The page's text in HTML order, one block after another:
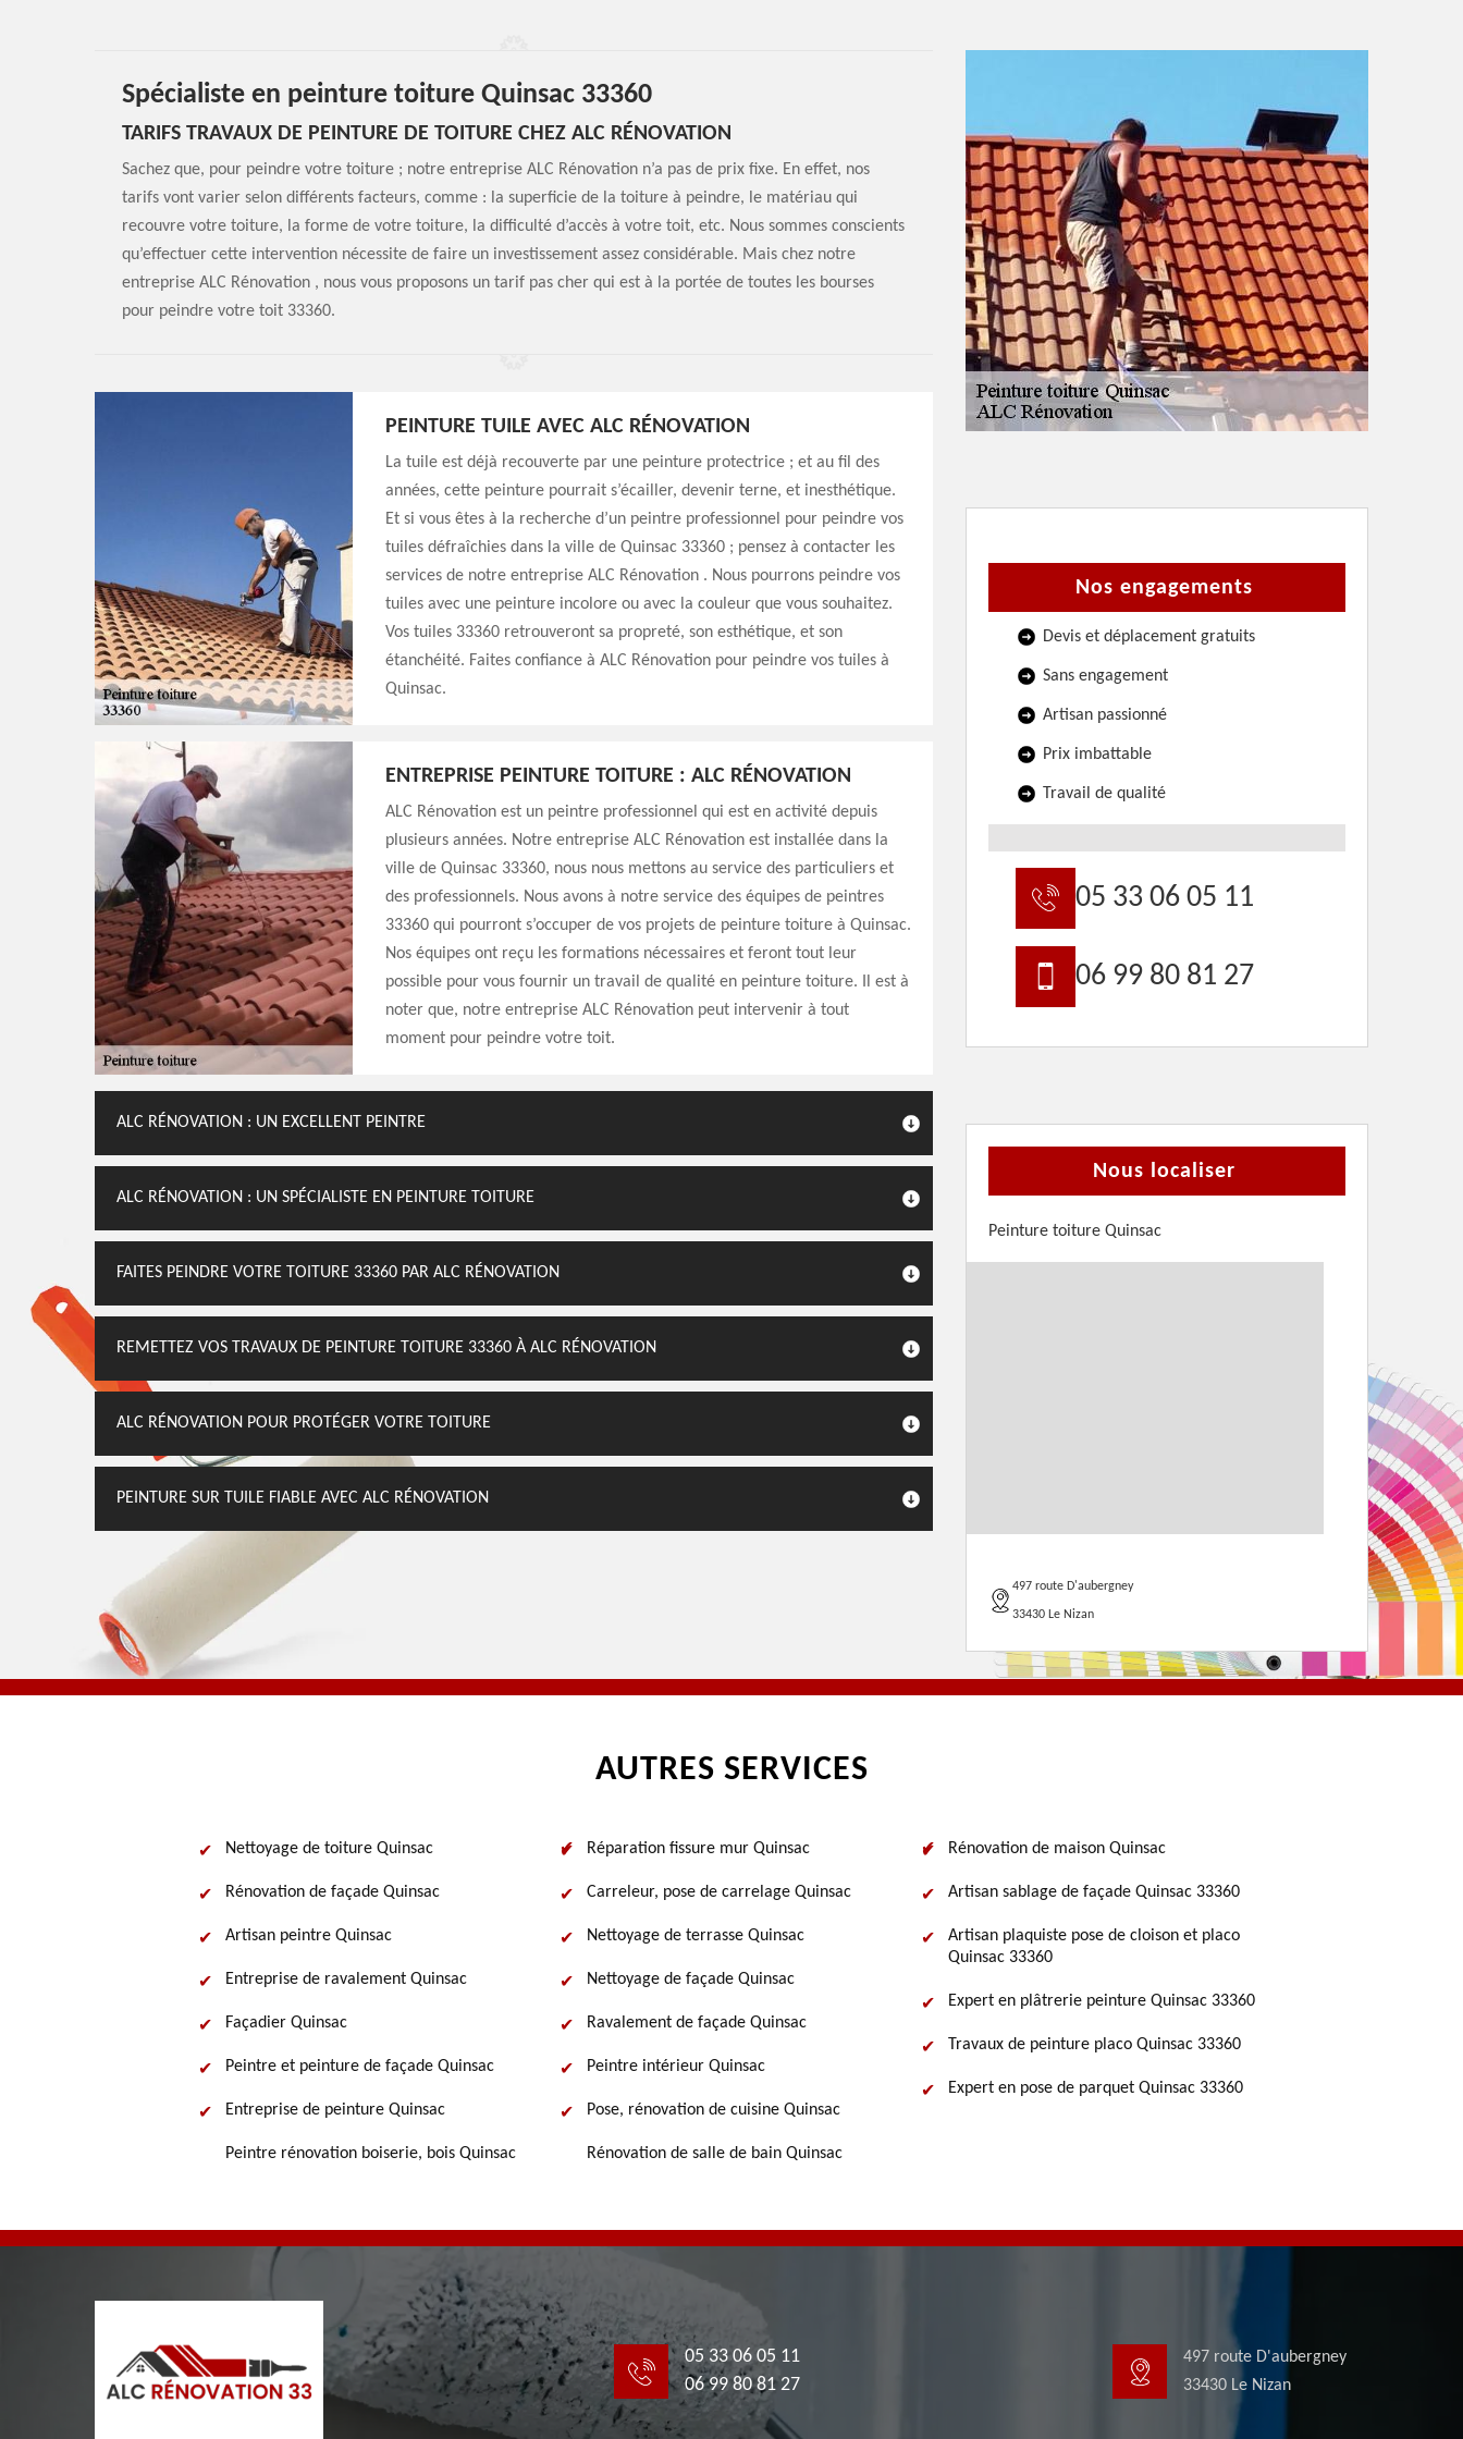
Spécialiste en peinture toiture Quinsac 33360
TARIFS TRAVAUX DE PEINTURE DE TOITURE CHEZ ALC RÉNOVATION
Sachez que, pour peindre votre toiture ; notre entreprise ALC Rénovation n’a pas de prix fixe. En effet, nos
tarifs vont varier selon différents facteurs, comme : la superficie de la toiture à peindre, le matériau qui
recouvre votre toiture, la forme de votre toiture, la difficulté d’accès à votre toit, etc. Nous sommes conscients
qu’effectuer cette intervention nécessite de faire un investissement assez considérable. Mais chez notre
entreprise ALC Rénovation , nous vous proposons un tarif pas cher qui est à la portée de toutes les bourses
pour peindre votre toit 33360.
PEINTURE TUILE AVEC ALC RÉNOVATION
La tuile est déjà recouverte par une peinture protectrice ; et au fil des
années, cette peinture pourrait s’écailler, devenir terne, et inesthétique.
Et si vous êtes à la recherche d’un peintre professionnel pour peindre vos
tuiles défraîchies dans la ville de Quinsac 33360 ; pensez à contacter les
services de notre entreprise ALC Rénovation . Nous pourrons peindre vos
tuiles avec une peinture incolore ou avec la couleur que vous souhaitez.
Vos tuiles 33360 retrouveront sa propreté, son esthétique, et son
étanchéité. Faites confiance à ALC Rénovation pour peindre vos tuiles à
Quinsac.
ENTREPRISE PEINTURE TOITURE : ALC RÉNOVATION
ALC Rénovation est un peintre professionnel qui est en activité depuis
plusieurs années. Notre entreprise ALC Rénovation est installée dans la
ville de Quinsac 33360, nous nous mettons au service des particuliers et
des professionnels. Nous avons à notre service des équipes de peintres
33360 qui pourront s’occuper de vos projets de peinture toiture à Quinsac.
Nos équipes ont reçu les formations nécessaires et feront tout leur
possible pour vous fournir un travail de qualité en peinture toiture. Il est à
noter que, notre entreprise ALC Rénovation peut intervenir à tout
moment pour peindre votre toit.
ALC RÉNOVATION : UN EXCELLENT PEINTRE
ALC RÉNOVATION : UN SPÉCIALISTE EN PEINTURE TOITURE
FAITES PEINDRE VOTRE TOITURE 33360 PAR ALC RÉNOVATION
REMETTEZ VOS TRAVAUX DE PEINTURE TOITURE 33360 À ALC RÉNOVATION
ALC RÉNOVATION POUR PROTÉGER VOTRE TOITURE
PEINTURE SUR TUILE FIABLE AVEC ALC RÉNOVATION
Nos engagements
Devis et déplacement gratuits
Sans engagement
Artisan passionné
Prix imbattable
Travail de qualité
05 33 06 05 11
06 99 80 81 27
Nous localiser
Peinture toiture Quinsac
497 route D'aubergney
33430 Le Nizan
AUTRES SERVICES
Nettoyage de toiture Quinsac
Rénovation de façade Quinsac
Artisan peintre Quinsac
Entreprise de ravalement Quinsac
Façadier Quinsac
Peintre et peinture de façade Quinsac
Entreprise de peinture Quinsac
Peintre rénovation boiserie, bois Quinsac
Réparation fissure mur Quinsac
Carreleur, pose de carrelage Quinsac
Nettoyage de terrasse Quinsac
Nettoyage de façade Quinsac
Ravalement de façade Quinsac
Peintre intérieur Quinsac
Pose, rénovation de cuisine Quinsac
Rénovation de salle de bain Quinsac
Rénovation de maison Quinsac
Artisan sablage de façade Quinsac 33360
Artisan plaquiste pose de cloison et placo
Quinsac 33360
Expert en plâtrerie peinture Quinsac 33360
Travaux de peinture placo Quinsac 33360
Expert en pose de parquet Quinsac 33360
05 33 06 05 11
06 99 80 81 27
497 route D'aubergney
33430 Le Nizan